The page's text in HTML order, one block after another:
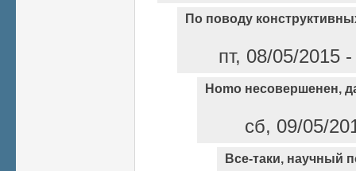
По поводу
пт, 08/05/2015
Homo несовершенен,
сб, 09/05/
Все-таки, научный